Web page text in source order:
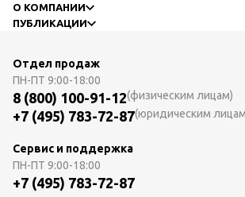
О КОМПАНИИ
ПУБЛИКАЦИИ
Отдел продаж
ПН-ПТ 9:00-18:00
8 (800) 100-91-12(физическим лицам)
+7 (495) 783-72-87(юридическим
Сервис и поддержка
ПН-ПТ 9:00-18:00
+7 (495) 783-72-87